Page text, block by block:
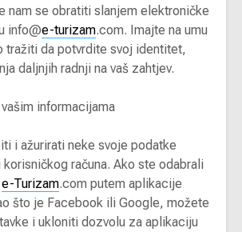
nam se obratiti slanjem elektroničke
info@e-turizam.com. Imajte na umu
tražiti da potvrdite svoj identitet,
daljnjih radnji na vaš zahtjev.
informacijama
i ažurirati neke svoje podatke
računa. Ako ste odabrali
e-Turizam.com putem aplikacije
što je Facebook ili Google, možete
i ukloniti dozvolu za aplikaciju